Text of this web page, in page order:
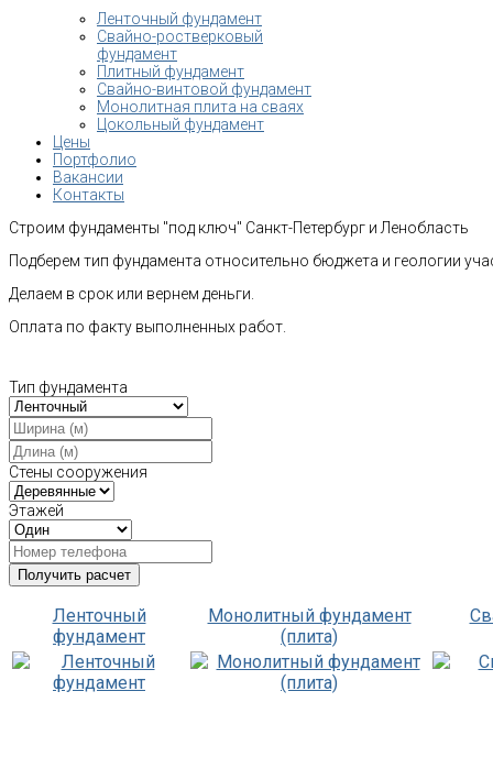
Ленточный фундамент
Свайно-ростверковый
фундамент
Плитный фундамент
Свайно-винтовой фундамент
Монолитная плита на сваях
Цокольный фундамент
Цены
Портфолио
Вакансии
Контакты
Строим фундаменты "под ключ" Санкт-Петербург и Ленобласть
Подберем тип фундамента относительно бюджета и геологии
Делаем в срок или вернем деньги.
Оплата по факту выполненных работ.
Тип фундамента
Стены сооружения
Этажей
Ленточный
фундамент
Монолитный фундамент
(плита)